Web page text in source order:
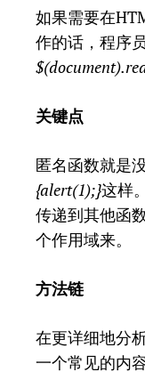
如果需要在
作的话，程序
关键点
匿名函数就是
{alert(1);}这样
传递到其他函
个作用域来。
方法链
在更详细地分
一个常见的内